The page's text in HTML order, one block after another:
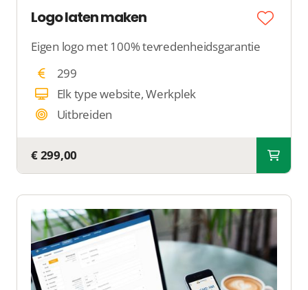
Logo laten maken
Eigen logo met 100% tevredenheidsgarantie
299
Elk type website, Werkplek
Uitbreiden
€ 299,00